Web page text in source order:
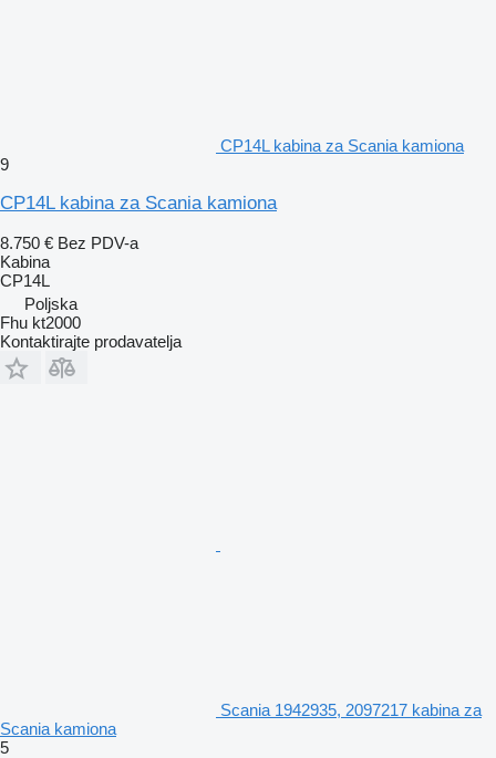
CP14L kabina za Scania kamiona
9
CP14L kabina za Scania kamiona
8.750 € Bez PDV-a
Kabina
CP14L
Poljska
Fhu kt2000
Kontaktirajte prodavatelja
Scania 1942935, 2097217 kabina za
Scania kamiona
5